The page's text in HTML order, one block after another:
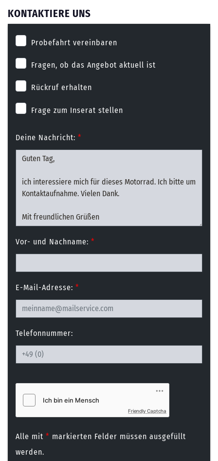
KONTAKTIERE UNS
Probefahrt vereinbaren
Fragen, ob das Angebot aktuell ist
Rückruf erhalten
Frage zum Inserat stellen
Deine Nachricht: *
Vor- und Nachname: *
E-Mail-Adresse: *
Telefonnummer:
Friendly Captcha
Alle mit * markierten Felder müssen ausgefüllt
werden.